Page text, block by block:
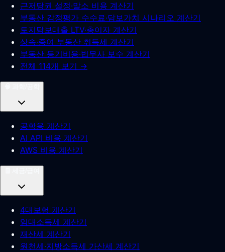
근저당권 설정·말소 비용 계산기
부동산 감정평가 수수료·담보가치 시나리오 계산기
토지담보대출 LTV·총이자 계산기
상속·증여 부동산 취득세 계산기
부동산 등기비용·법무사 보수 계산기
전체 114개 보기 →
공학용 계산기
AI API 비용 계산기
AWS 비용 계산기
4대보험 계산기
임대소득세 계산기
재산세 계산기
원천세·지방소득세 가산세 계산기